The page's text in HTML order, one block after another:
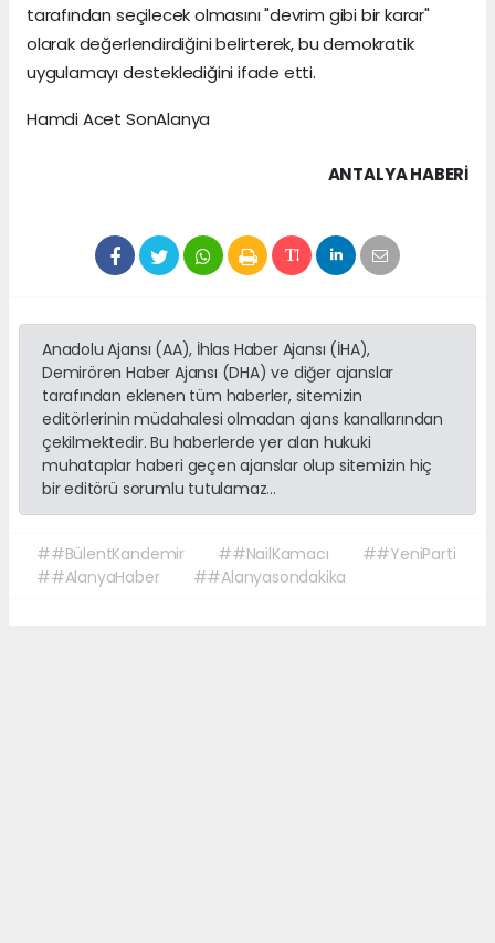
tarafından seçilecek olmasını "devrim gibi bir karar"
olarak değerlendirdiğini belirterek, bu demokratik
uygulamayı desteklediğini ifade etti.
Hamdi Acet SonAlanya
ANTALYA HABERİ
Anadolu Ajansı (AA), İhlas Haber Ajansı (İHA),
Demirören Haber Ajansı (DHA) ve diğer ajanslar
tarafından eklenen tüm haberler, sitemizin
editörlerinin müdahalesi olmadan ajans kanallarından
çekilmektedir. Bu haberlerde yer alan hukuki
muhataplar haberi geçen ajanslar olup sitemizin hiç
bir editörü sorumlu tutulamaz...
##BülentKandemir ##NailKamacı
##YeniParti
##AlanyaHaber
##Alanyasondakika